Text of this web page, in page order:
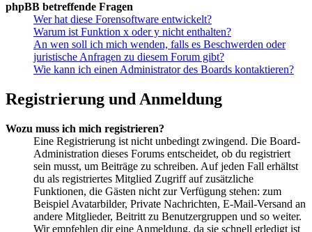
phpBB betreffende Fragen
Wer hat diese Forensoftware entwickelt?
Warum ist Funktion x oder y nicht enthalten?
An wen soll ich mich wenden, falls es Beschwerden oder
juristische Anfragen zu diesem Forum gibt?
Wie kann ich einen Administrator des Boards kontaktieren?
Registrierung und Anmeldung
Wozu muss ich mich registrieren?
Eine Registrierung ist nicht unbedingt zwingend. Die Board-
Administration dieses Forums entscheidet, ob du registriert
sein musst, um Beiträge zu schreiben. Auf jeden Fall erhältst
du als registriertes Mitglied Zugriff auf zusätzliche
Funktionen, die Gästen nicht zur Verfügung stehen: zum
Beispiel Avatarbilder, Private Nachrichten, E-Mail-Versand an
andere Mitglieder, Beitritt zu Benutzergruppen und so weiter.
Wir empfehlen dir eine Anmeldung, da sie schnell erledigt ist